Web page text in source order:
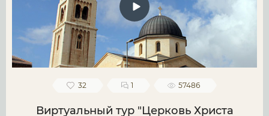
32 1 57486
Виртуальный тур "Церковь Христа